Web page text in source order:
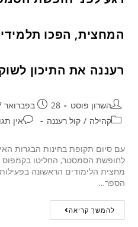
המחצית, הפכו
רעננה את התיכון לשוק
השרון פוסט
28 בפברואר 2017
קהילה / קול רעננה אין
עם סיום תקופת בחינות הבגרות
לחופשת הסמסטר, החליטו בקמפוס
מחצית הלימודים הראשונה
הספר…
להמשך קריאה